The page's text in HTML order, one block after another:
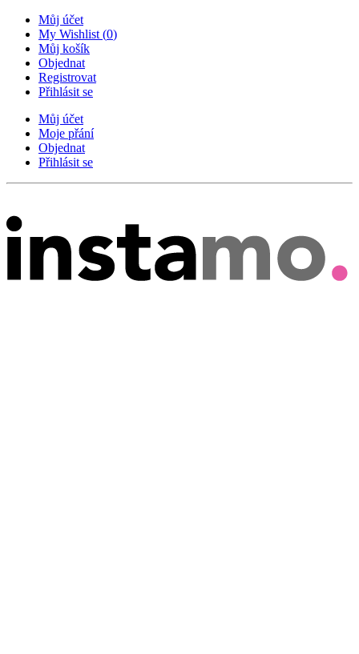
Můj účet
My Wishlist (0)
Můj košík
Objednat
Registrovat
Přihlásit se
Můj účet
Moje přání
Objednat
Přihlásit se